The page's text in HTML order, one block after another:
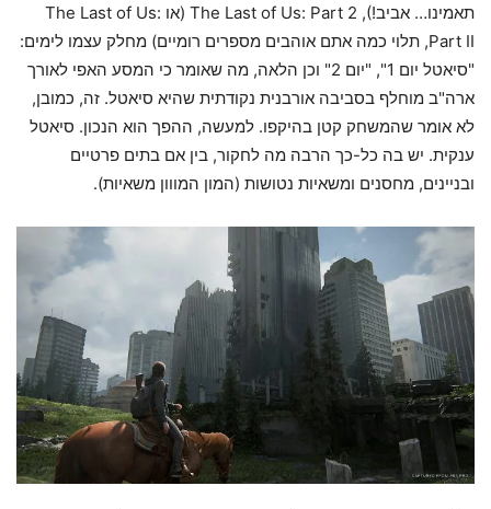
תאמינו… אביב!), The Last of Us: Part 2 (או The Last of Us:
Part II, תלוי כמה אתם אוהבים מספרים רומיים) מחלק עצמו לימים:
"סיאטל יום 1", "יום 2" וכן הלאה, מה שאומר כי המסע האפי לאורך
ארה"ב מוחלף בסביבה אורבנית נקודתית שהיא סיאטל. זה, כמובן,
לא אומר שהמשחק קטן בהיקפו. למעשה, ההפך הוא הנכון. סיאטל
ענקית. יש בה כל-כך הרבה מה לחקור, בין אם בתים פרטיים
ובניינים, מחסנים ומשאיות נטושות (המון המווון משאיות).